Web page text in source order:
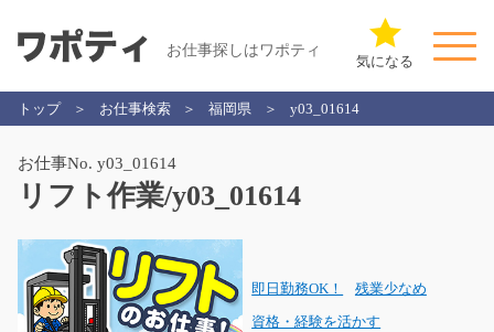
お仕事探しはワポティ
気になる
トップ お仕事検索 福岡県 y03_01614
お仕事No. y03_01614
リフト作業/y03_01614
即日勤務OK！ 残業少なめ
資格・経験を活かす